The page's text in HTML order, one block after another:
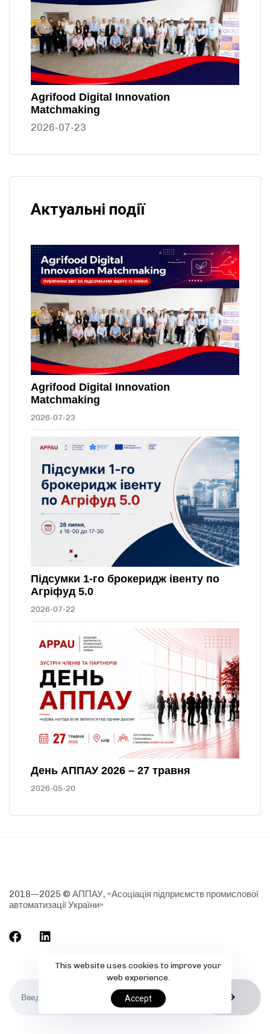
Agrifood Digital Innovation
Matchmaking
2026-07-23
Актуальні події
Agrifood Digital Innovation
Matchmaking
2026-07-23
Підсумки 1-го брокеридж івенту по
Агріфуд 5.0
2026-07-22
День АППАУ 2026 – 27 травня
2026-05-20
2018—2025 © АППАУ, «Асоціація підприємств промислової
автоматизації України»
This website uses cookies to improve your
web experience.
Accept